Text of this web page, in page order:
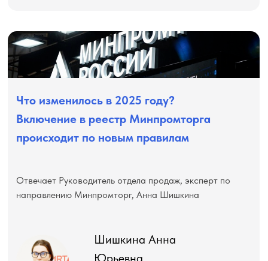
Отвечает Руководитель отдела продаж, эксперт по
направлению Минпромторг, Анна Шишкина
Что изменилось в 2025 году?
Включение в реестр Минпромторга
происходит по новым правилам
Шишкина Анна
Юрьевна